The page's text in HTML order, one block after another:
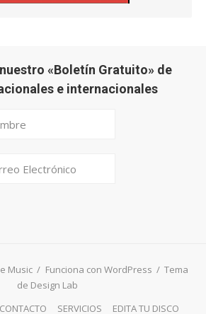
«Boletín Gratuito» de
e internacionales
Music / Funciona con WordPress / Tema
de Design Lab
CONTACTO SERVICIOS EDITA TU DISCO